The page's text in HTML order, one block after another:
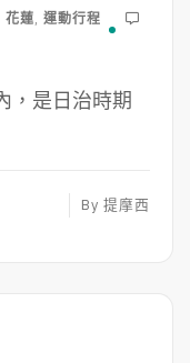
花蓮, 運動行程
，是日治時期
By 提摩西